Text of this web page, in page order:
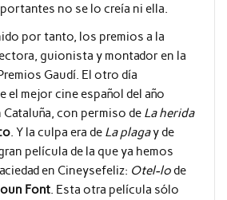
no se lo creía ni ella.
por tanto, los premios a la
guionista y montador en la
Gaudí. El otro día
el mejor cine español del año
Cataluña, con permiso deLa herida
. Y la culpa era de La plagay de
película de la que ya hemos
en Cineysefeliz: Otel-lode
Font. Esta otra película sólo